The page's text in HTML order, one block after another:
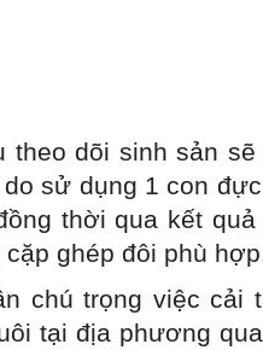
dõi sinh sản
sử dụng 1 con
thời qua kết
ghép đôi phù
chú trọng việc cải
tại địa phương